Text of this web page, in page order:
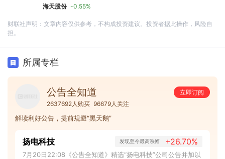
海天股份 -0.55%
财联社声明：文章内容仅供参考，不构成投资建议。投资者据此操作，风险自
担。
所属专栏
公告全知道
立即订阅
2637692人购买 96679人关注
解读利好公告，提前规避“黑天鹅”
扬电科技 发现至今最高涨幅 +26.70%
7月20日22:08《公告全知道》精选“扬电科技”公司公告并加以